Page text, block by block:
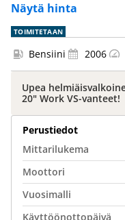
Näytä hinta
TOIMITETAAN
Bensiini 2006
Upea
20" Work VS-vanteet!
Perustiedot
Mittarilukema
Moottori
Vuosimalli
Käyttöönottopäivä